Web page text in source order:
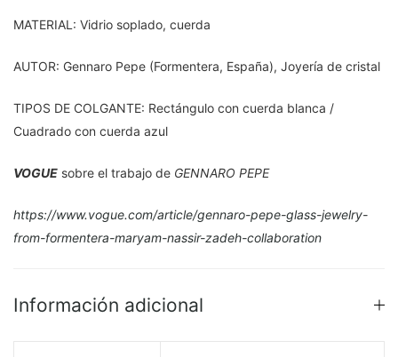
MATERIAL: Vidrio soplado, cuerda
AUTOR: Gennaro Pepe (Formentera, España), Joyería de cristal
TIPOS DE COLGANTE: Rectángulo con cuerda blanca /
Cuadrado con cuerda azul
VOGUE sobre el trabajo de GENNARO PEPE
https://www.vogue.com/article/gennaro-pepe-glass-jewelry-
from-formentera-maryam-nassir-zadeh-collaboration
Información adicional